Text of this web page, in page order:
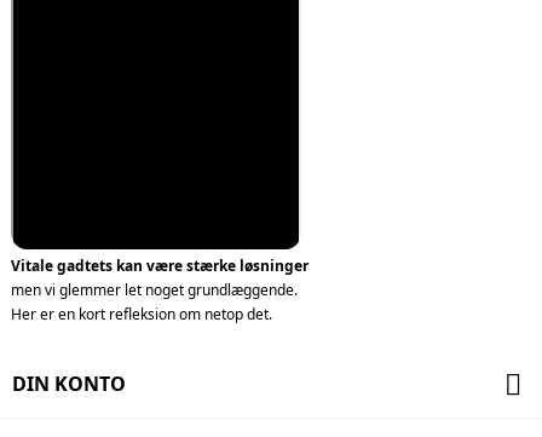
Vitale gadtets kan være stærke løsninger
men vi glemmer let noget grundlæggende.
Her er en kort refleksion om netop det.
DIN KONTO 